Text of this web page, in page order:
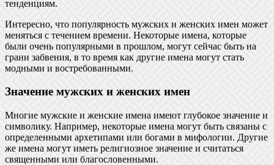
тенденциям.
Интересно, что популярность мужских и женских имен может
меняться с течением времени. Некоторые имена, которые
были очень популярными в прошлом, могут сейчас быть на
грани забвения, в то время как другие имена могут стать
модными и востребованными.
Значение мужских и женских имен
Многие мужские и женские имена имеют глубокое значение и
символику. Например, некоторые имена могут быть связаны с
определенными архетипами или богами в мифологии. Другие
же имена могут иметь религиозное значение и считаться
священными или благословенными.